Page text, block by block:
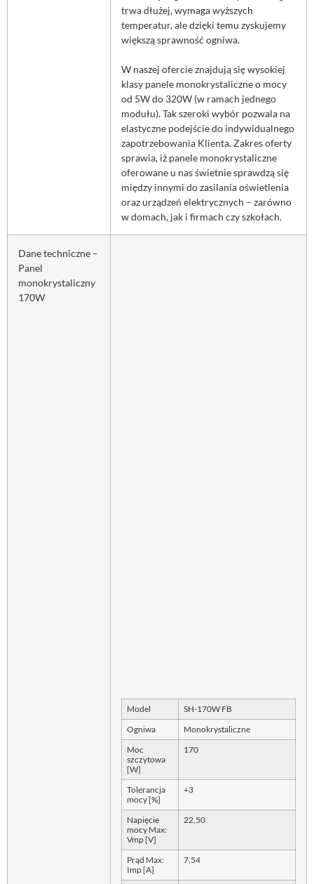
trwa dłużej, wymaga wyższych
temperatur, ale dzięki temu zyskujemy
większą sprawność ogniwa.
W naszej ofercie znajdują się wysokiej
klasy panele monokrystaliczne o mocy
od 5W do 320W (w ramach jednego
modułu). Tak szeroki wybór pozwala na
elastyczne podejście do indywidualnego
zapotrzebowania Klienta. Zakres oferty
sprawia, iż panele monokrystaliczne
oferowane u nas świetnie sprawdzą się
między innymi do zasilania oświetlenia
oraz urządzeń elektrycznych – zarówno
w domach, jak i firmach czy szkołach.
Dane techniczne –
Panel
monokrystaliczny
170W
Model SH-170W FB
Ogniwa Monokrystaliczne
Moc
szczytowa
[W]
170
Tolerancja
mocy [%]
+3
Napięcie
mocy Max:
Vmp [V]
22,50
Prąd Max:
Imp [A]
7,54